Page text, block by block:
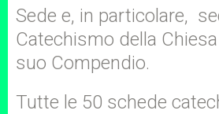
Sede e, in particolare,
Catechismo della
suo Compendio.
Tutte le 50 schede